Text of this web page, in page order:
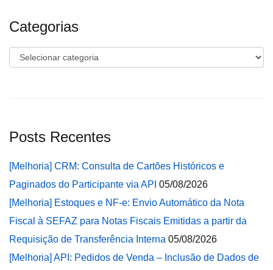
Categorias
Categorias
Posts Recentes
[Melhoria] CRM: Consulta de Cartões Históricos e
Paginados do Participante via API 05/08/2026
[Melhoria] Estoques e NF-e: Envio Automático da Nota
Fiscal à SEFAZ para Notas Fiscais Emitidas a partir da
Requisição de Transferência Interna 05/08/2026
[Melhoria] API: Pedidos de Venda – Inclusão de Dados de